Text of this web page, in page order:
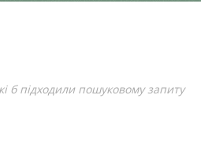
б підходили пошуковому запиту